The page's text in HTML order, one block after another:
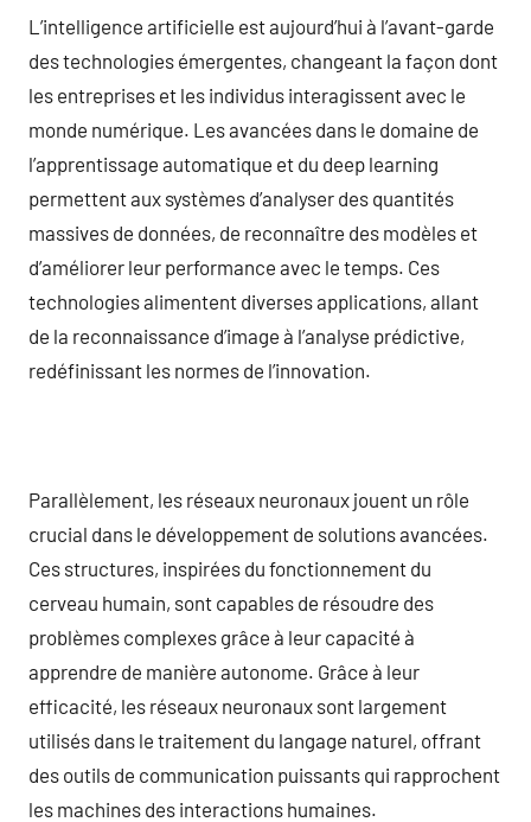
L’intelligence artificielle est aujourd’hui à l’avant-garde
des technologies émergentes, changeant la façon dont
les entreprises et les individus interagissent avec le
monde numérique. Les avancées dans le domaine de
l’apprentissage automatique et du deep learning
permettent aux systèmes d’analyser des quantités
massives de données, de reconnaître des modèles et
d’améliorer leur performance avec le temps. Ces
technologies alimentent diverses applications, allant
de la reconnaissance d’image à l’analyse prédictive,
redéfinissant les normes de l’innovation.
Parallèlement, les réseaux neuronaux jouent un rôle
crucial dans le développement de solutions avancées.
Ces structures, inspirées du fonctionnement du
cerveau humain, sont capables de résoudre des
problèmes complexes grâce à leur capacité à
apprendre de manière autonome. Grâce à leur
efficacité, les réseaux neuronaux sont largement
utilisés dans le traitement du langage naturel, offrant
des outils de communication puissants qui rapprochent
les machines des interactions humaines.